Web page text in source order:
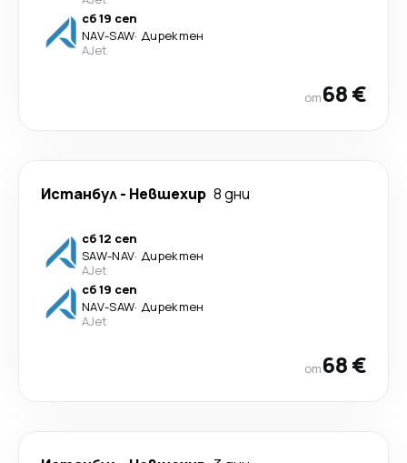
сб 19 сеп
NAV-SAW· Директен
AJet
от68 €
Истанбул- Невшехир 8 дни
сб 12 сеп
SAW-NAV· Директен
AJet
сб 19 сеп
NAV-SAW· Директен
AJet
от68 €